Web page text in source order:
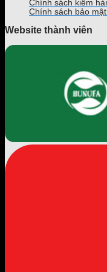
Chính sách kiểm
Chính sách bảo
Website thành viên